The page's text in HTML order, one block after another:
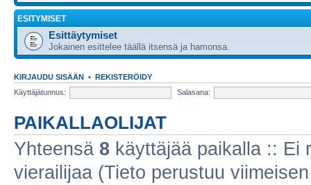
ESITYMISET
Esittäytymiset
Jokainen esittelee täällä itsensä ja hamonsa.
KIRJAUDU SISÄÄN • REKISTERÖIDY
Käyttäjätunnus:
Salasana:
PAIKALLAOLIJAT
Yhteensä 8 käyttäjää paikalla :: Ei
vierailijaa (Tieto perustuu